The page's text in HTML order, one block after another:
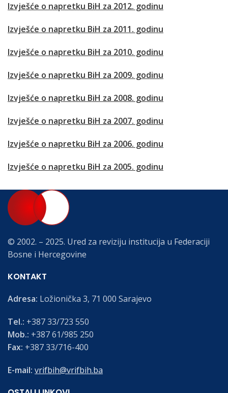
Izvješće o napretku BiH za 2012. godinu
Izvješće o napretku BiH za 2011. godinu
Izvješće o napretku BiH za 2010. godinu
Izvješće o napretku BiH za 2009. godinu
Izvješće o napretku BiH za 2008. godinu
Izvješće o napretku BiH za 2007. godinu
Izvješće o napretku BiH za 2006. godinu
Izvješće o napretku BiH za 2005. godinu
© 2002. – 2025. Ured za reviziju institucija u Federaciji
Bosne i Hercegovine
KONTAKT
Adresa: Ložionička 3, 71 000 Sarajevo
Tel.: +387 33/723 550
Mob.: +387 61/985 250
Fax: +387 33/716-400
E-mail: vrifbih@vrifbih.ba